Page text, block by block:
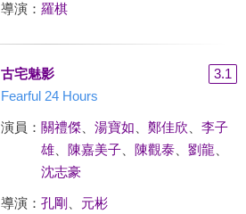
導演： 羅棋
古宅魅影
3.1
Fearful 24 Hours
演員： 關禮傑、 湯寶如 鄭佳欣
李子
雄、 陳嘉美子、 陳觀泰、 劉龍
沈志豪
導演： 孔剛 元彬